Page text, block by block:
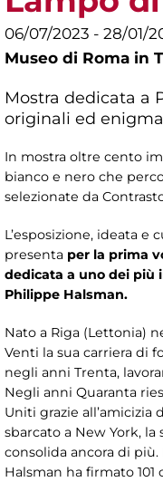
06/07/2023 - 28/01/
Museo di Roma in
Mostra dedicata a
originali ed
In mostra oltre cento
bianco e nero che
selezionate da
L’esposizione, ideata e
presenta per la prima
dedicata a uno dei più
Philippe Halsman.
Nato a Riga (Lettonia)
Venti la sua carriera di
negli anni Trenta,
Negli anni Quaranta
Uniti grazie
sbarcato a New York,
consolida ancora di
Halsman ha firmato 101